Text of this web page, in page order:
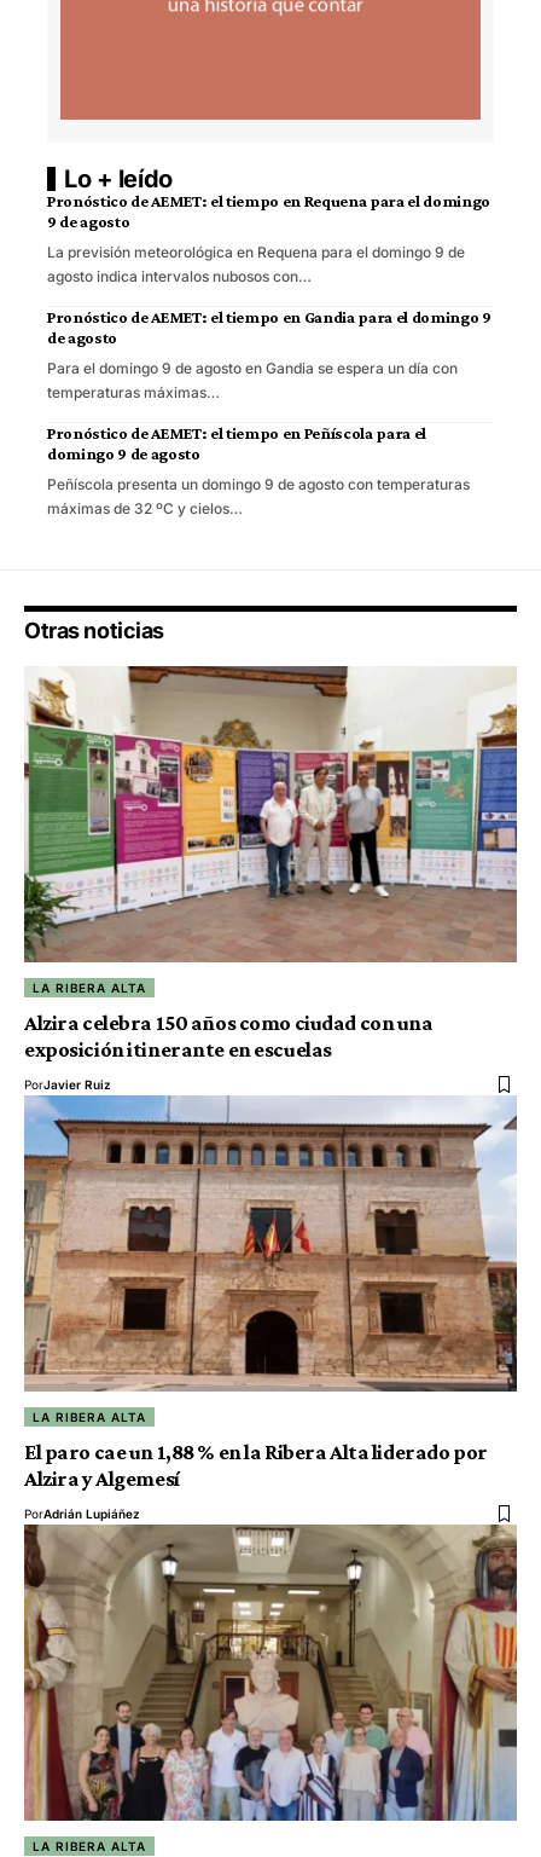
Lo + leído
Pronóstico de AEMET: el tiempo en Requena para el domingo
9 de agosto
La previsión meteorológica en Requena para el domingo 9 de
agosto indica intervalos nubosos con…
Pronóstico de AEMET: el tiempo en Gandia para el domingo 9
de agosto
Para el domingo 9 de agosto en Gandia se espera un día con
temperaturas máximas…
Pronóstico de AEMET: el tiempo en Peñíscola para el
domingo 9 de agosto
Peñíscola presenta un domingo 9 de agosto con temperaturas
máximas de 32 ºC y cielos…
Otras noticias
LA RIBERA ALTA
Alzira celebra 150 años como ciudad con una
exposición itinerante en escuelas
PorJavier Ruiz
LA RIBERA ALTA
El paro cae un 1,88 % en la Ribera Alta liderado por
Alzira y Algemesí
PorAdrián Lupiáñez
LA RIBERA ALTA